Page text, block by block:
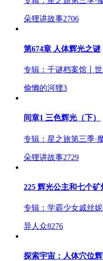
朵狸讲故事2706
第674章 人体辉光之谜
专辑： 千谜档案馆丨
偷懒的河狸3
间章1 三色辉光（下）
专辑： 星之旅第三季·
朵狸讲故事2729
225 辉光公主和七个矿
专辑： 学霸少女戚丝
异人众8276
探索宇宙：人体穴位